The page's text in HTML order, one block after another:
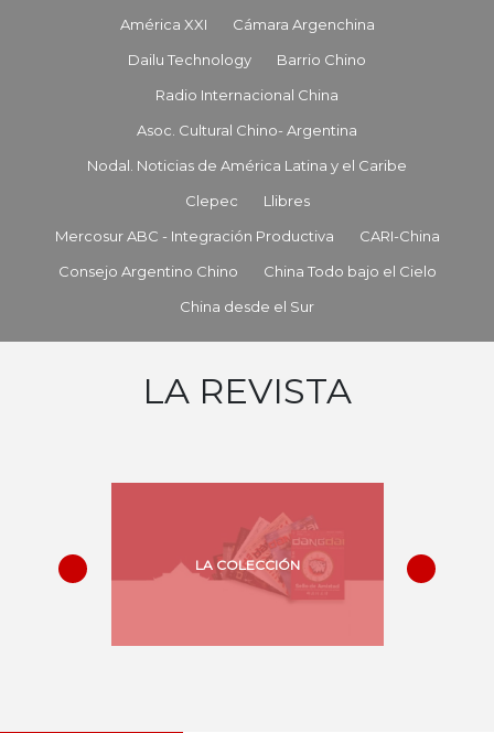
América XXI
Cámara Argenchina
Dailu Technology
Barrio Chino
Radio Internacional China
Asoc. Cultural Chino- Argentina
Nodal. Noticias de América Latina y el Caribe
Clepec
Llibres
Mercosur ABC - Integración Productiva
CARI-China
Consejo Argentino Chino
China Todo bajo el Cielo
China desde el Sur
LA REVISTA
LA COLECCIÓN